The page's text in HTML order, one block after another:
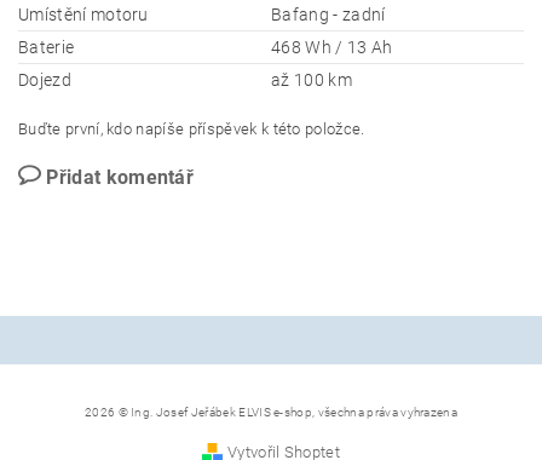
Umístění motoru
Bafang - zadní
Baterie
468 Wh / 13 Ah
Dojezd
až 100 km
Buďte první, kdo napíše příspěvek k této položce.
Přidat komentář
2026 © Ing. Josef Jeřábek ELVIS e-shop, všechna práva vyhrazena
Vytvořil Shoptet